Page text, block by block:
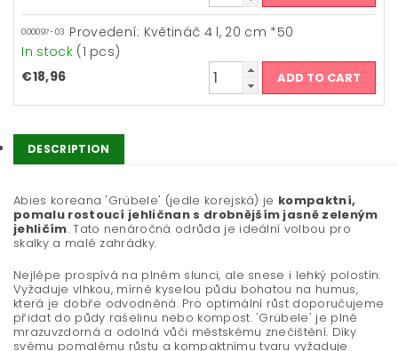
000097-03 Provedení: Květináč 4 l, 20 cm *50
In stock (1 pcs)
€18,96
DESCRIPTION
Abies koreana 'Grübele' (jedle korejská) je kompaktní,
pomalu rostoucí jehličnan s drobnějším jasně zeleným
jehličím. Tato nenáročná odrůda je ideální volbou pro
skalky a malé zahrádky.
Nejlépe prospívá na plném slunci, ale snese i lehký polostín.
Vyžaduje vlhkou, mírně kyselou půdu bohatou na humus,
která je dobře odvodněná. Pro optimální růst doporučujeme
přidat do půdy rašelinu nebo kompost. 'Grübele' je plně
mrazuvzdorná a odolná vůči městskému znečištění. Díky
svému pomalému růstu a kompaktnímu tvaru vyžaduje